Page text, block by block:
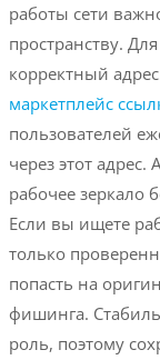
работы сети
пространству.
корректный
маркетплейс
пользователей
через этот адрес.
рабочее зеркало
Если вы ищете
только
попасть на
фишинга.
роль, поэтому